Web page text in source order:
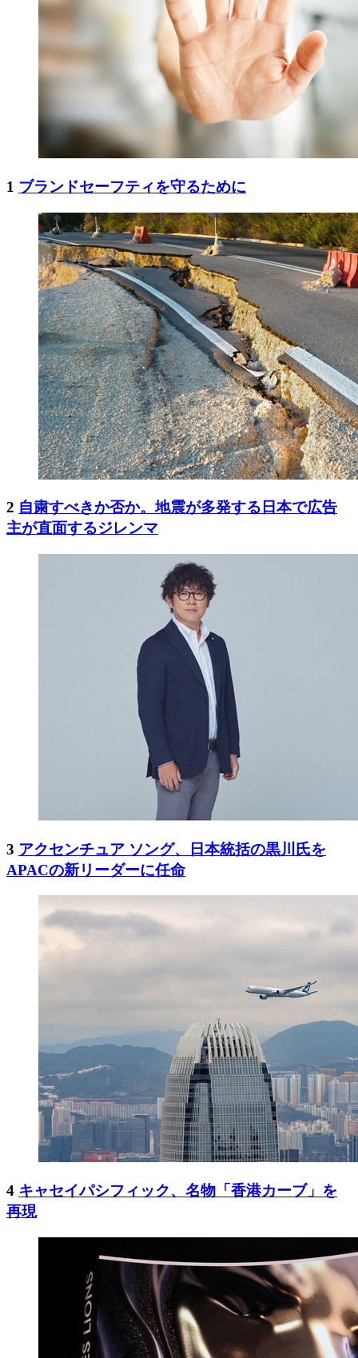
1 ブランドセーフティを守るために
2 自粛すべきか否か。地震が多発する日本で広告
主が直面するジレンマ
3 アクセンチュア ソング、日本統括の黒川氏を
APACの新リーダーに任命
4 キャセイパシフィック、名物「香港カーブ」を
再現